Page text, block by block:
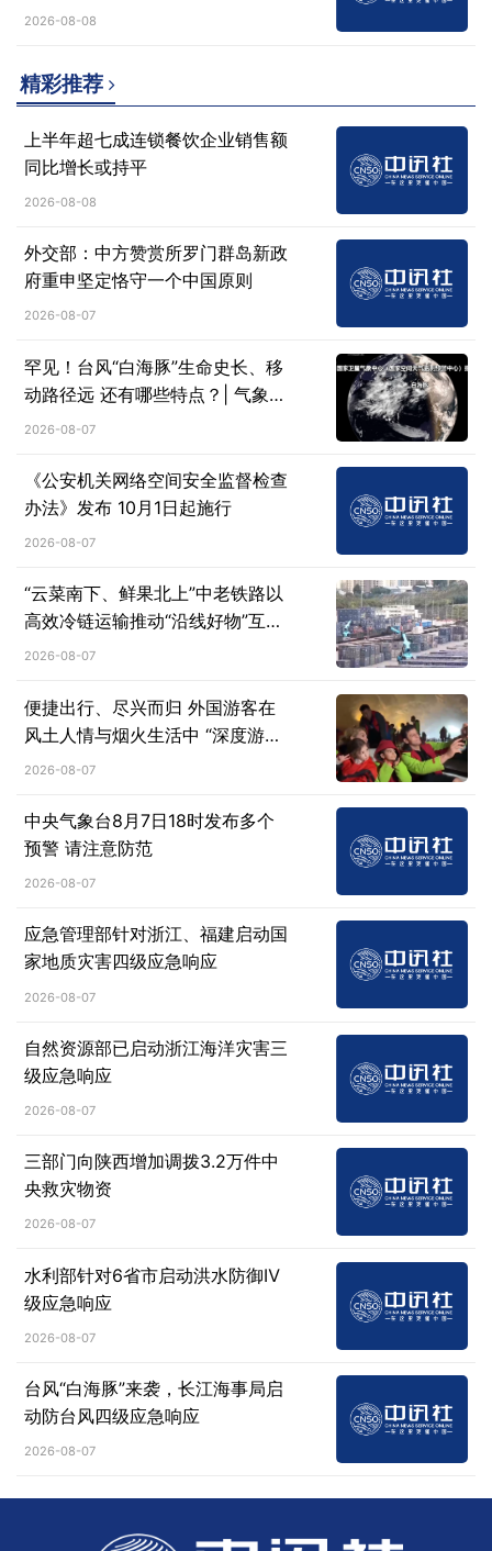
加西北（西安）农资双交会
2026-08-08
精彩推荐
上半年超七成连锁餐饮企业销售额
同比增长或持平
2026-08-08
外交部：中方赞赏所罗门群岛新政
府重申坚定恪守一个中国原则
2026-08-07
罕见！台风“白海豚”生命史长、移
动路径远 还有哪些特点？| 气象科
普→
2026-08-07
《公安机关网络空间安全监督检查
办法》发布 10月1日起施行
2026-08-07
“云菜南下、鲜果北上”中老铁路以
高效冷链运输推动“沿线好物”互惠
流通
2026-08-07
便捷出行、尽兴而归 外国游客在
风土人情与烟火生活中 “深度游中
国”
2026-08-07
中央气象台8月7日18时发布多个
预警 请注意防范
2026-08-07
应急管理部针对浙江、福建启动国
家地质灾害四级应急响应
2026-08-07
自然资源部已启动浙江海洋灾害三
级应急响应
2026-08-07
三部门向陕西增加调拨3.2万件中
央救灾物资
2026-08-07
水利部针对6省市启动洪水防御Ⅳ
级应急响应
2026-08-07
台风“白海豚”来袭，长江海事局启
动防台风四级应急响应
2026-08-07